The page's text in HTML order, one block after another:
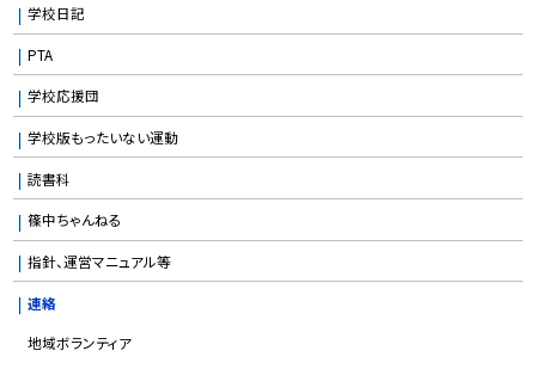
学校日記
PTA
学校応援団
学校版もったいない運動
読書科
篠中ちゃんねる
指針、運営マニュアル等
連絡
地域ボランティア